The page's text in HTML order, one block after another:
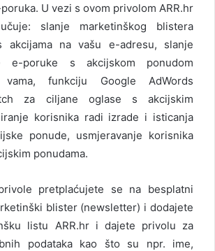
U vezi s ovom privolom ARR.hr
slanje marketinškog blistera
akcijama na vašu e-adresu, slanje
e-poruke s akcijskom ponudom
vama, funkciju Google AdWords
za ciljane oglase s akcijskim
korisnika radi izrade i isticanja
ponude, usmjeravanje korisnika
ponudama.
pretplaćujete se na besplatni
blister (newsletter) i dodajete
listu ARR.hr i dajete privolu za
podataka kao što su npr. ime,